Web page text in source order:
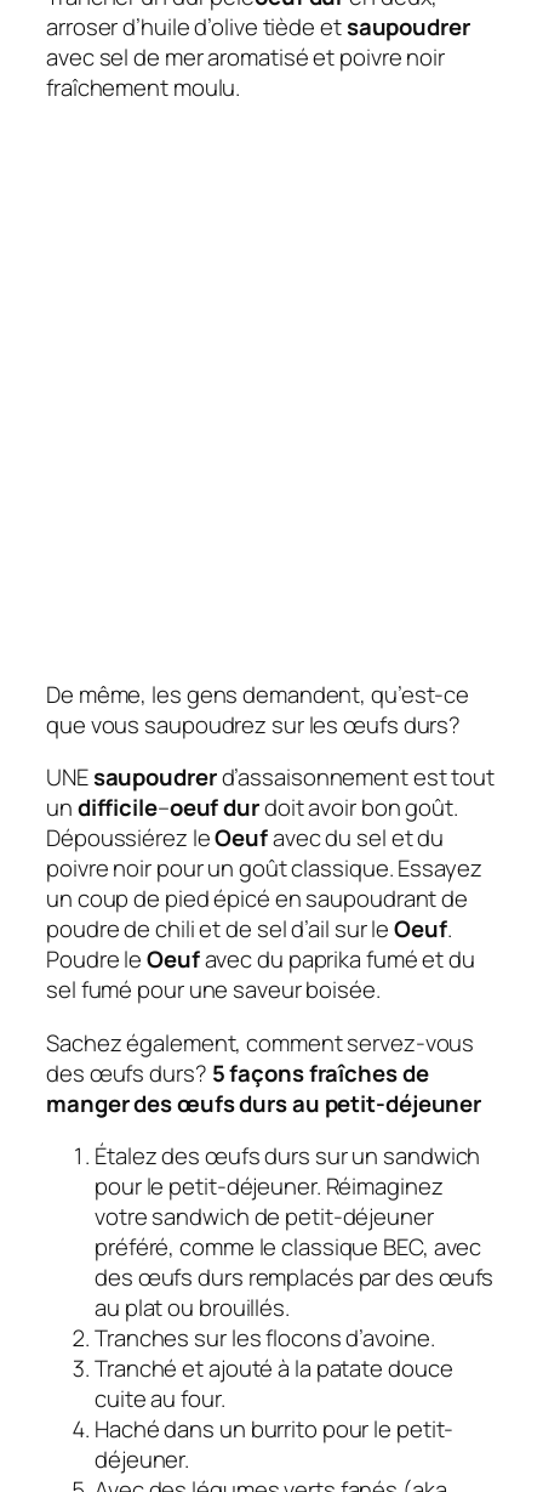
arroser d’huile d’olive tiède etsaupoudrer
avec sel de mer aromatisé et poivre noir
fraîchement moulu.
De même, les gens demandent, qu’est-ce
que vous saupoudrez sur les œufs durs?
UNEsaupoudrerd’assaisonnement est tout
undifficile–oeuf durdoit avoir bon goût.
Dépoussiérez leOeufavec du sel et du
poivre noir pour un goût classique. Essayez
un coup de pied épicé en saupoudrant de
poudre de chili et de sel d’ail sur leOeuf.
Poudre leOeufavec du paprika fumé et du
sel fumé pour une saveur boisée.
Sachez également, comment servez-vous
des œufs durs? 5 façons fraîches de
manger des œufs durs au petit-déjeuner
Étalez des œufs durs sur un sandwich
pour le petit-déjeuner. Réimaginez
votre sandwich de petit-déjeuner
préféré, comme le classique BEC, avec
des œufs durs remplacés par des œufs
au plat ou brouillés.
Tranches sur les flocons d’avoine.
Tranché et ajouté à la patate douce
cuite au four.
Haché dans un burrito pour le petit-
déjeuner.